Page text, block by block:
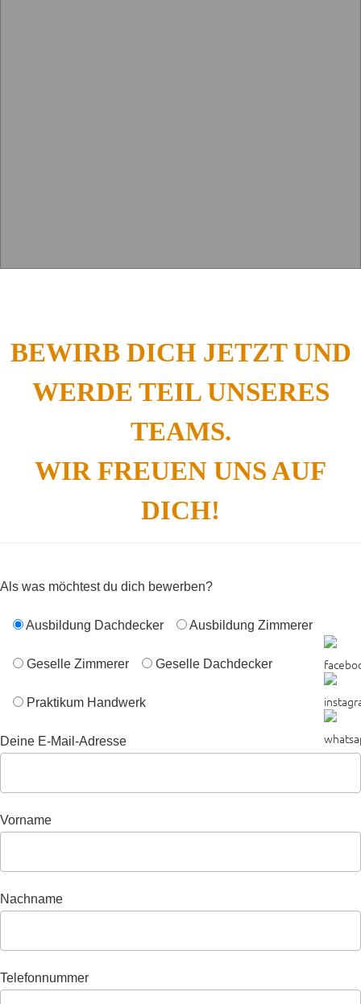
BEWIRB DICH JETZT UND
WERDE TEIL UNSERES
TEAMS.
WIR FREUEN UNS AUF
DICH!
Als was möchtest du dich bewerben?
Ausbildung Dachdecker Ausbildung Zimmerer
Geselle Zimmerer Geselle Dachdecker
Praktikum Handwerk
Deine E-Mail-Adresse
Vorname
Nachname
Telefonnummer